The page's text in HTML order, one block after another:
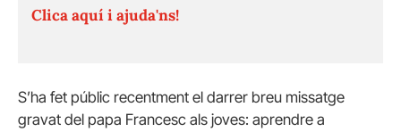
Clica aquí i ajuda'ns!
S’ha fet públic recentment el darrer breu missatge
gravat del papa Francesc als joves: aprendre a